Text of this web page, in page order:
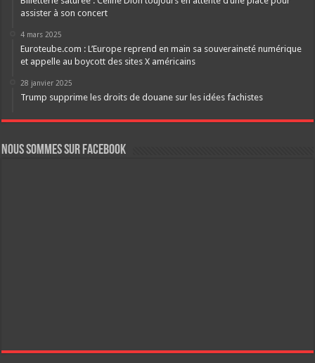
assister à son concert
4 mars 2025
Euroteube.com : L’Europe reprend en main sa souveraineté numérique
et appelle au boycott des sites X américains
28 janvier 2025
Trump supprime les droits de douane sur les idées fachistes
Nous sommes sur FaceBook